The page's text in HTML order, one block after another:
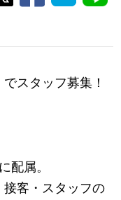
スタッフ募集！
配属。
客・スタッフの